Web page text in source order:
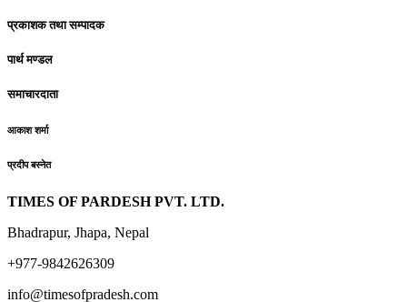
प्रकाशक तथा सम्पादक
पार्थ मण्डल
समाचारदाता
आकाश शर्मा
प्रदीप बस्नेत
TIMES OF PARDESH PVT. LTD.
Bhadrapur, Jhapa, Nepal
+977-9842626309
info@timesofpradesh.com